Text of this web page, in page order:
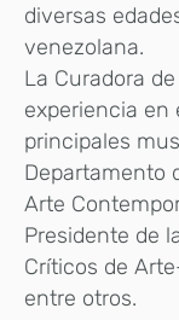
diversas
venezolana.
La Curadora
experiencia en
principales
Departamento
Arte
Presidente de
Críticos de
entre otros.